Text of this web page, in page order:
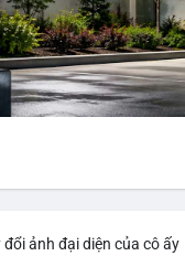
ảnh đại diện của cô ấy